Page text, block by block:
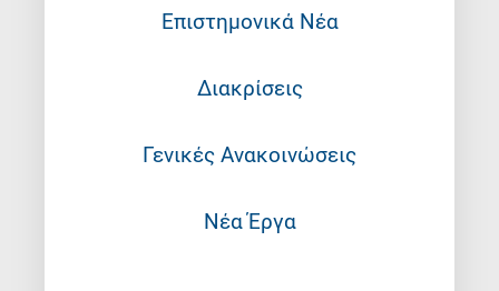
Επιστημονικά Νέα
Διακρίσεις
Γενικές Ανακοινώσεις
Νέα Έργα